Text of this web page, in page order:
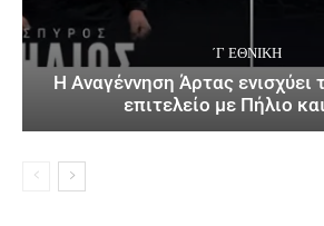
΄Γ ΕΘΝΙΚΉ
Η Αναγέννηση Άρτας ενισχύει
επιτελείο με Πήλιο